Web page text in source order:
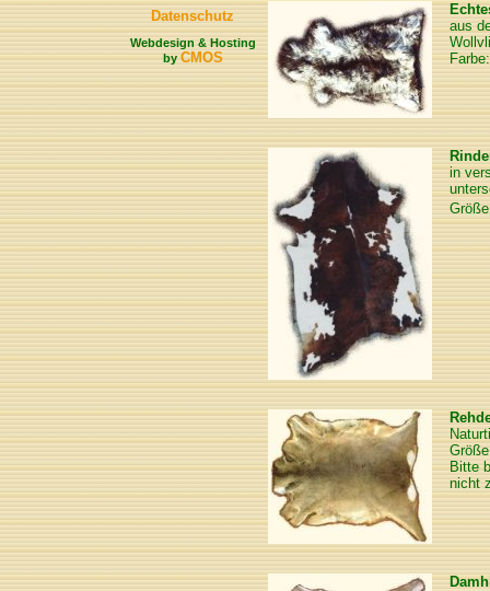
Datenschutz
Webdesign & Hosting
byCMOS
aus
in
Bitte
nicht